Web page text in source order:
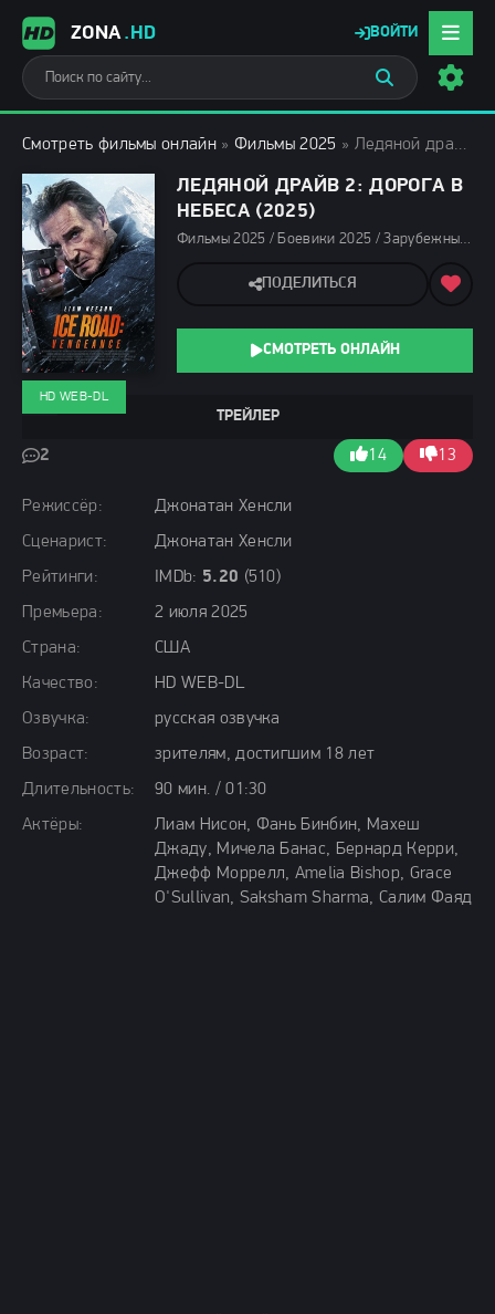
ZONA.HD ВОЙТИ
Смотреть фильмы онлайн » Фильмы 2025 » Ледяной драйв 2: Дорога в небеса (2025)
ЛЕДЯНОЙ ДРАЙВ 2: ДОРОГА В
НЕБЕСА (2025)
Фильмы 2025 / Боевики 2025 / Зарубежные фильмы 2025 / Фильмы лета 2025 / Новинки кино 2025 / Последние фильмы 2025 / Смотреть фильмы онлайн
Режиссёр:
Джонатан Хенсли
Сценарист:
Джонатан Хенсли
Рейтинги:
IMDb: 5.20 (510)
Премьера:
2 июля 2025
Страна:
США
Качество:
HD WEB-DL
Озвучка:
русская озвучка
Возраст:
зрителям, достигшим 18 лет
Длительность:
90 мин. / 01:30
Актёры:
Лиам Нисон, Фань Бинбин, Махеш
Джаду, Мичела Банас, Бернард Керри,
Джефф Моррелл, Amelia Bishop, Grace
O'Sullivan, Saksham Sharma, Салим Фаяд
ТРЕЙЛЕР
2 14 13
HD WEB-DL
ПОДЕЛИТЬСЯ
СМОТРЕТЬ ОНЛАЙН